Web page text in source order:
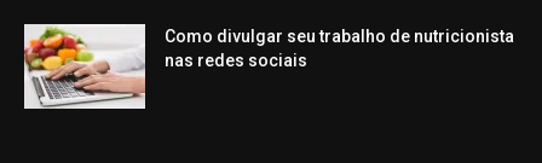
Como divulgar seu trabalho de nutricionista
nas redes sociais